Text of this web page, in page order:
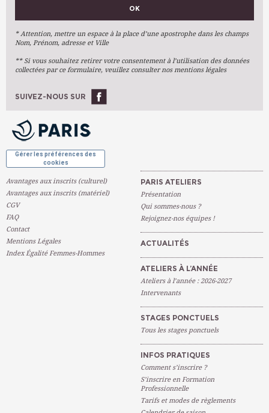
Arts Plastiques
Arts Du Texte
Arts Numériques
Ateliers À L'année
OK
* Attention, mettre un espace à la place d’une apostrophe dans les champs
Nom, Prénom, adresse et Ville
** Si vous souhaitez retirer votre consentement à l’utilisation des données
collectées par ce formulaire, veuillez consulter nos mentions légales
SUIVEZ-NOUS SUR
Gérer les préférences des
cookies
Avantages aux inscrits (culturel)
Avantages aux inscrits (matériel)
CGV
FAQ
Contact
Mentions Légales
Index Égalité Femmes-Hommes
PARIS ATELIERS
Présentation
Qui sommes-nous ?
Rejoignez-nos équipes !
ACTUALITÉS
ATELIERS À L’ANNÉE
Ateliers à l’année : 2026-2027
Intervenants
STAGES PONCTUELS
Tous les stages ponctuels
INFOS PRATIQUES
Comment s’inscrire ?
S’inscrire en Formation
Professionnelle
Tarifs et modes de règlements